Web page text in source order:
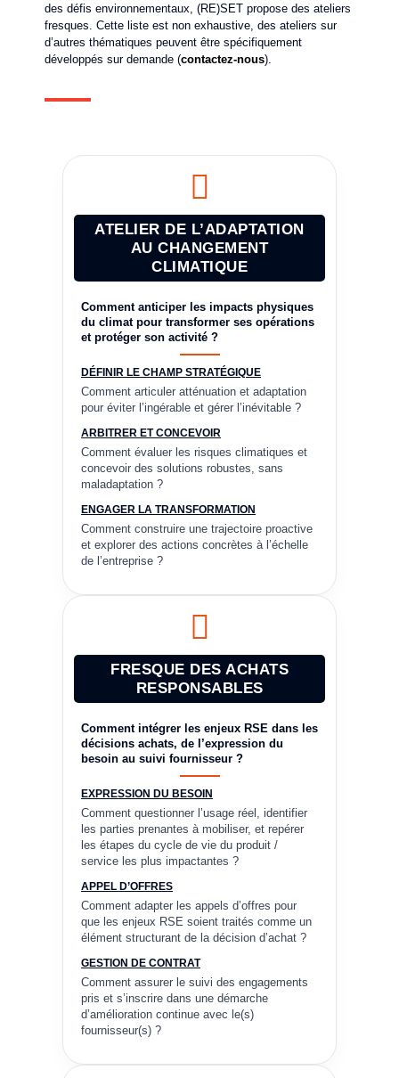
des défis environnementaux, (RE)SET propose des ateliers
fresques. Cette liste est non exhaustive, des ateliers sur
d’autres thématiques peuvent être spécifiquement
développés sur demande (contactez-nous).
ATELIER DE L’ADAPTATION
AU CHANGEMENT
CLIMATIQUE
Comment anticiper les impacts physiques
du climat pour transformer ses opérations
et protéger son activité ?
DÉFINIR LE CHAMP STRATÉGIQUE
Comment articuler atténuation et adaptation
pour éviter l’ingérable et gérer l’inévitable ?
ARBITRER ET CONCEVOIR
Comment évaluer les risques climatiques et
concevoir des solutions robustes, sans
maladaptation ?
ENGAGER LA TRANSFORMATION
Comment construire une trajectoire proactive
et explorer des actions concrètes à l’échelle
de l’entreprise ?
FRESQUE DES ACHATS
RESPONSABLES
Comment intégrer les enjeux RSE dans les
décisions achats, de l’expression du
besoin au suivi fournisseur ?
EXPRESSION DU BESOIN
Comment questionner l’usage réel, identifier
les parties prenantes à mobiliser, et repérer
les étapes du cycle de vie du produit /
service les plus impactantes ?
APPEL D’OFFRES
Comment adapter les appels d’offres pour
que les enjeux RSE soient traités comme un
élément structurant de la décision d’achat ?
GESTION DE CONTRAT
Comment assurer le suivi des engagements
pris et s’inscrire dans une démarche
d’amélioration continue avec le(s)
fournisseur(s) ?